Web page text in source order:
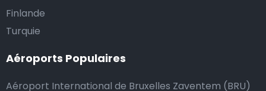
Nous mettons tout en œuvre pour que votre trajet se
passe de la manière la plus sûre, confortable et
dépasse vos attentes, vous avez bien sûr la possibilité
Finlande
Turquie
Aéroports Populaires
Aéroport International de Bruxelles Zaventem (BRU)